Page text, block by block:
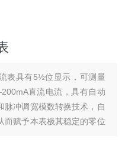
表具有5½位显示，可测量
直流电流，具有自动
脉冲调宽模数转换技术，自
而赋予本表极其稳定的零位